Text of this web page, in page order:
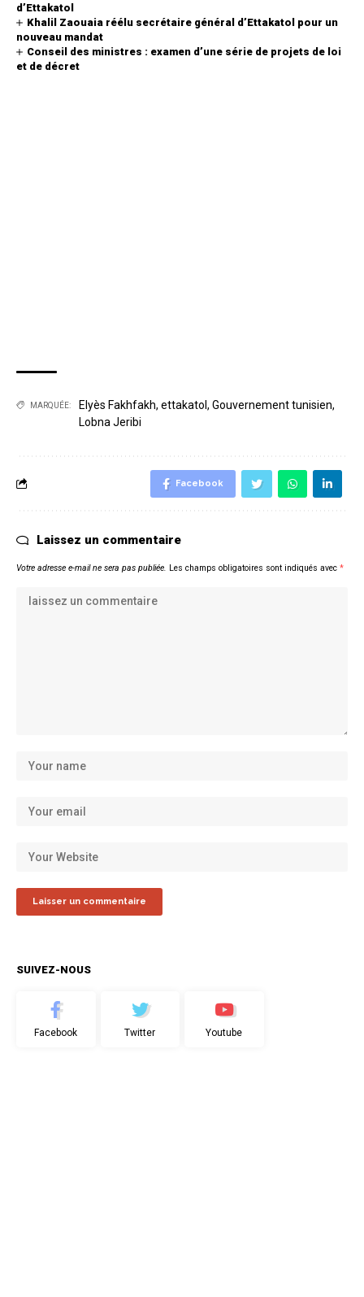
d’Ettakatol
Khalil Zaouaia réélu secrétaire général d’Ettakatol pour un
nouveau mandat
Conseil des ministres : examen d’une série de projets de loi
et de décret
MARQUÉE: Elyès Fakhfakh, ettakatol, Gouvernement tunisien,
Lobna Jeribi
Facebook
Laissez un commentaire
Votre adresse e-mail ne sera pas publiée. Les champs obligatoires sont indiqués avec *
SUIVEZ-NOUS
Facebook Twitter Youtube